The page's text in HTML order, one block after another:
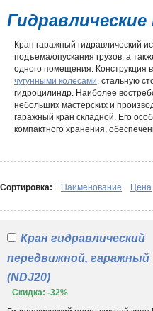
Кран гаражный гидравлический
подъема/опускания грузов, а
одного помещения. Конструкция
чугунными колесами, стальную
гидроцилиндр. Наиболее
небольших мастерских и
гаражный кран складной. Его
компактного хранения,
трансформирующейся рамы и её
Полностью ручное управление
обслуживающих мероприятиях.
деталей плановые ТО
прямо сейчас, пользуется столь
подходит для использования на
мастерских. Чаще всего его
автомобильных узлов и
оборудования как правило не
Сортировка: Наименование Цена
Кран гидравлический
передвижной, гаражный
(NDJ20)
Скидка: -32%